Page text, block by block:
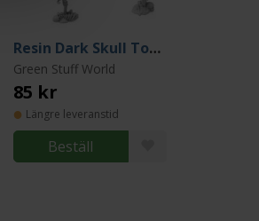
Resin Dark Skull Totems
Green Stuff World
85 kr
Längre leveranstid
Beställ